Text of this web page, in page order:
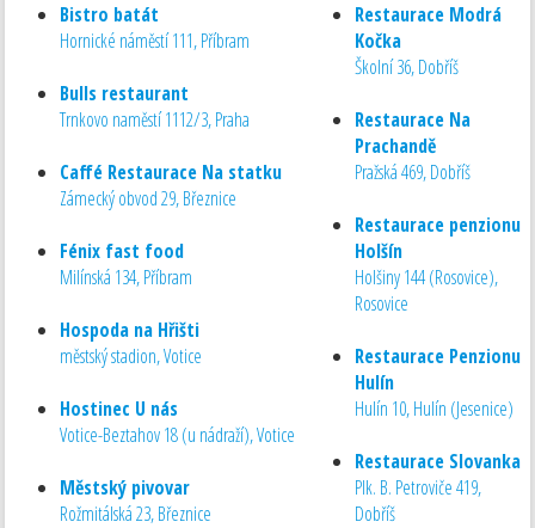
Bistro batát
Hornické náměstí 111, Příbram
Bulls restaurant
Trnkovo naměstí 1112/3, Praha
Caffé Restaurace Na statku
Zámecký obvod 29, Březnice
Fénix fast food
Milínská 134, Příbram
Hospoda na Hřišti
městský stadion, Votice
Hostinec U nás
Votice-Beztahov 18 (u nádraží), Votice
Městský pivovar
Rožmitálská 23, Březnice
Restaurace Modrá
Kočka
Školní 36, Dobříš
Restaurace Na
Prachandě
Pražská 469, Dobříš
Restaurace penzionu
Holšín
Holšiny 144 (Rosovice),
Rosovice
Restaurace Penzionu
Hulín
Hulín 10, Hulín (Jesenice)
Restaurace Slovanka
Plk. B. Petroviče 419,
Dobříš